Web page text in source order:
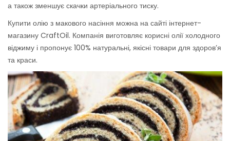
а також зменшує скачки артеріального тиску.
Купити олію з макового насіння можна на сайті інтернет-
магазину CraftOil. Компанія виготовляє корисні олії холодного
віджиму і пропонує 100% натуральні, якісні товари для здоров’я
та краси.